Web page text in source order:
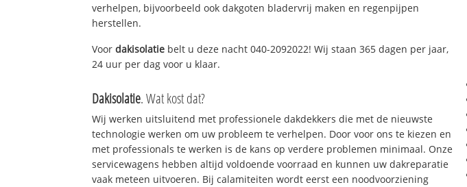
verhelpen, bijvoorbeeld ook dakgoten bladervrij maken en regenpijpen
herstellen.
Voordakisolatie belt u deze nacht 040-2092022! Wij staan 365 dagen per jaar,
24 uur per dag voor u klaar.
Dakisolatie. Wat kost dat?
Wij werken uitsluitend met professionele dakdekkers die met de nieuwste
technologie werken om uw probleem te verhelpen. Door voor ons te kiezen en
met professionals te werken is de kans op verdere problemen minimaal. Onze
servicewagens hebben altijd voldoende voorraad en kunnen uw dakreparatie
vaak meteen uitvoeren. Bij calamiteiten wordt eerst een noodvoorziening